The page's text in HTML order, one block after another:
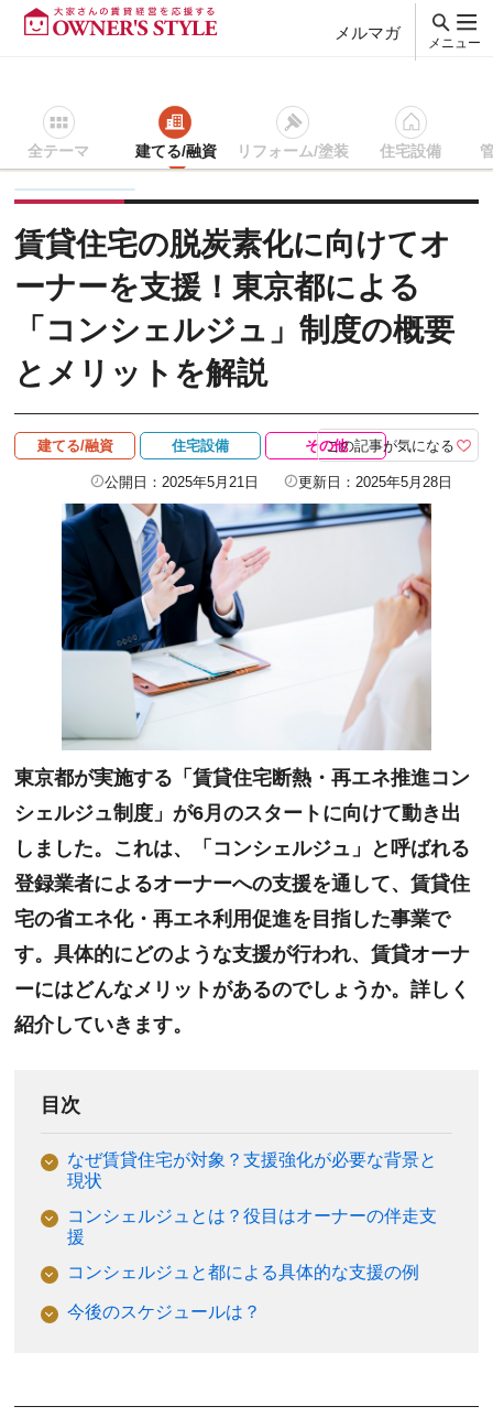
メルマガ
メニュー
全テーマ 建てる/融資 リフォーム/塗装 住宅設備
賃貸経営ＴＯＰ 建てる/融資 記事を読む 賃貸住宅の脱炭
賃貸住宅の脱炭素化に向けてオ
ーナーを支援！東京都による
「コンシェルジュ」制度の概要
とメリットを解説
建てる/融資 住宅設備 その他この記事が気になる
公開日：2025年5月21日 更新日：2025年5月28日
東京都が実施する「賃貸住宅断熱・再エネ推進コン
シェルジュ制度」が6月のスタートに向けて動き出
しました。これは、「コンシェルジュ」と呼ばれる
登録業者によるオーナーへの支援を通して、賃貸住
宅の省エネ化・再エネ利用促進を目指した事業で
す。具体的にどのような支援が行われ、賃貸オーナ
ーにはどんなメリットがあるのでしょうか。詳しく
紹介していきます。
目次
なぜ賃貸住宅が対象？支援強化が必要な背景と
現状
コンシェルジュとは？役目はオーナーの伴走支
援
コンシェルジュと都による具体的な支援の例
今後のスケジュールは？